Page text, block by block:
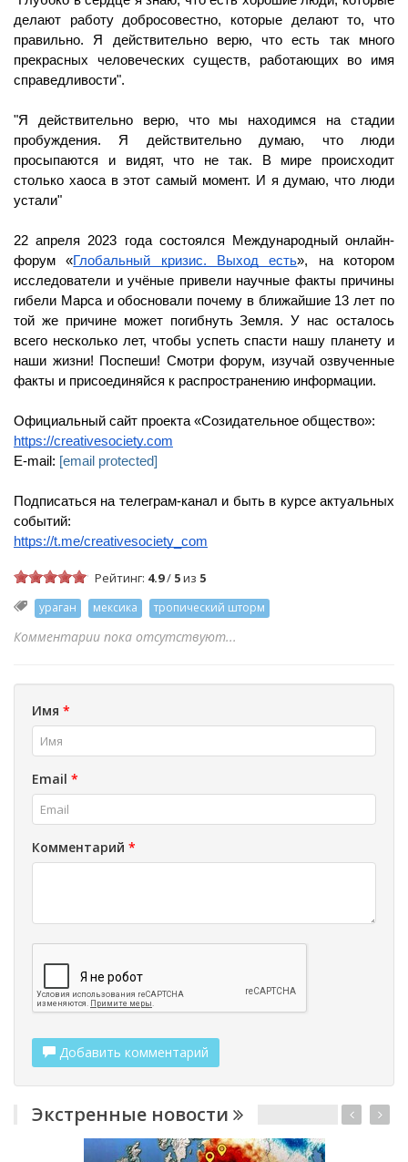
делают работу добросовестно, которые делают то, что
правильно. Я действительно верю, что есть так много
прекрасных человеческих существ, работающих во имя
справедливости".
"Я действительно верю, что мы находимся на стадии
пробуждения. Я действительно думаю, что люди
просыпаются и видят, что не так. В мире происходит
столько хаоса в этот самый момент. И я думаю, что люди
устали"
22 апреля 2023 года состоялся Международный онлайн-
форум «Глобальный кризис. Выход есть», на котором
исследователи и учёные привели научные факты причины
гибели Марса и обосновали почему в ближайшие 13 лет по
той же причине может погибнуть Земля. У нас осталось
всего несколько лет, чтобы успеть спасти нашу планету и
наши жизни! Поспеши! Смотри форум, изучай озвученные
факты и присоединяйся к распространению информации.
Официальный сайт проекта «Созидательное общество»:
https://creativesociety.com
E-mail: [email protected]
Подписаться на телеграм-канал и быть в курсе актуальных
событий:
https://t.me/creativesociety_com
Рейтинг: 4.9/ 5из 5
ураган мексика тропический шторм
Комментарии пока отсутствуют...
Имя *
Email *
Комментарий *
Добавить комментарий
Экстренные новости